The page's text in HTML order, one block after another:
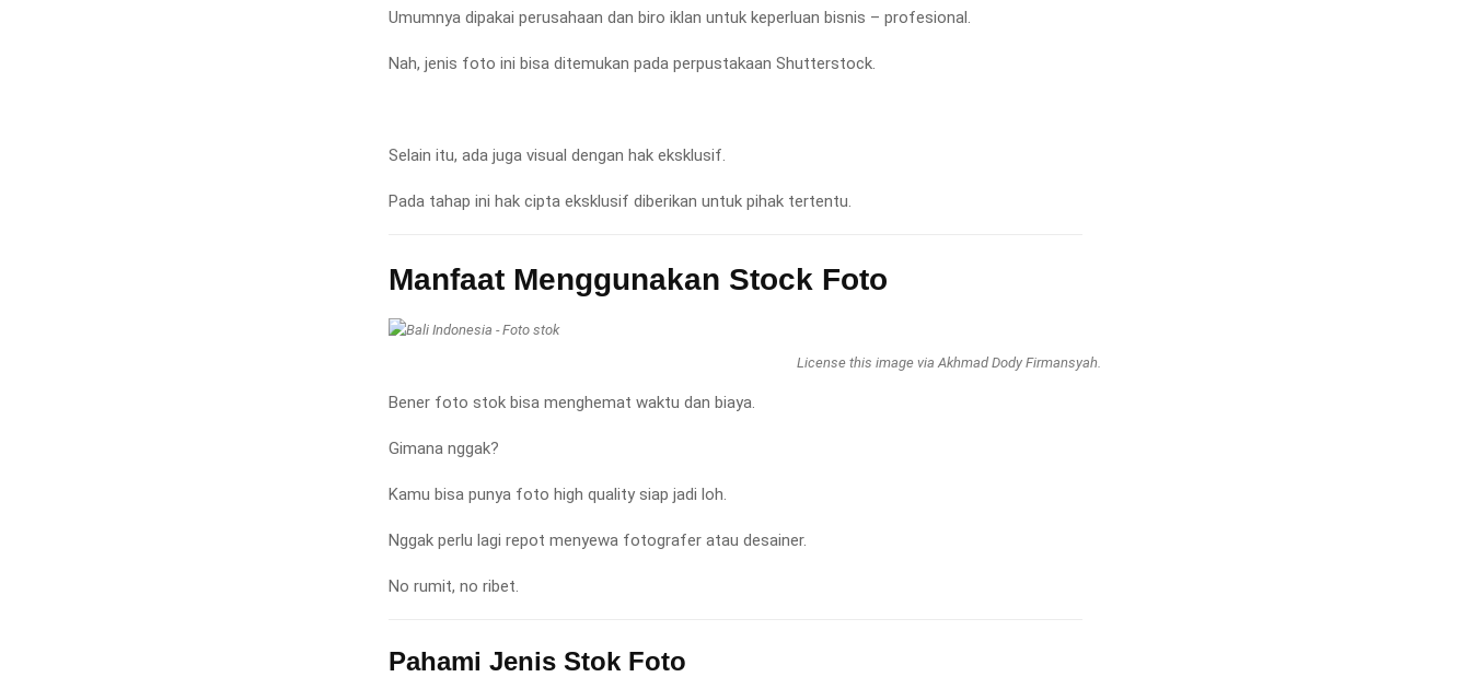
Umumnya dipakai perusahaan dan biro iklan untuk keperluan bisnis – profesional.
Nah, jenis foto ini bisa ditemukan pada perpustakaan Shutterstock.
Selain itu, ada juga visual dengan hak eksklusif.
Pada tahap ini hak cipta eksklusif diberikan untuk pihak tertentu.
Manfaat Menggunakan Stock Foto
License this image via Akhmad Dody Firmansyah.
Bener foto stok bisa menghemat waktu dan biaya.
Gimana nggak?
Kamu bisa punya foto high quality siap jadi loh.
Nggak perlu lagi repot menyewa fotografer atau desainer.
No rumit, no ribet.
Pahami Jenis Stok Foto